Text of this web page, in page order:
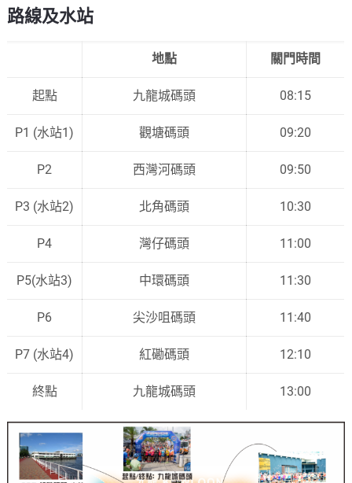
路線及水站
地點 關門時間
起點 九龍城碼頭 08:15
P1 (水站1) 觀塘碼頭 09:20
P2 西灣河碼頭 09:50
P3 (水站2) 北角碼頭 10:30
P4 灣仔碼頭 11:00
P5(水站3) 中環碼頭 11:30
P6 尖沙咀碼頭 11:40
P7 (水站4) 紅磡碼頭 12:10
終點 九龍城碼頭 13:00